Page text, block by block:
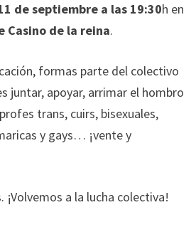
de septiembre a las 19:30h en
Casino de la reina.
formas parte del colectivo
juntar, apoyar, arrimar el hombro
trans, cuirs, bisexuales,
y gays… ¡vente y
¡Volvemos a la lucha colectiva!